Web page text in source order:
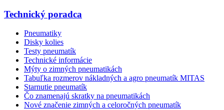
Technický poradca
Pneumatiky
Disky kolies
Testy pneumatík
Technické informácie
Mýty o zimných pneumatikách
Tabuľka rozmerov nákladných a agro pneumatík MITAS
Starnutie pneumatík
Čo znamenajú skratky na pneumatikách
Nové značenie zimných a celoročných pneumatík